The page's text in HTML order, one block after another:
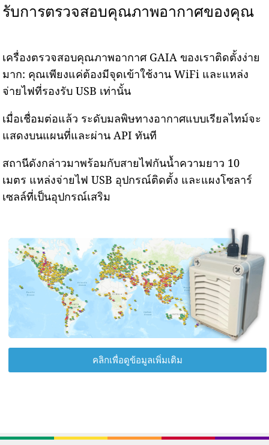
รับการตรวจสอบคุณภาพอากาศของคุณ
เครื่องตรวจสอบคุณภาพอากาศ GAIA ของเราติดตั้งง่าย
มาก: คุณเพียงแค่ต้องมีจุดเข้าใช้งาน WiFi และแหล่ง
จ่ายไฟที่รองรับ USB เท่านั้น
เมื่อเชื่อมต่อแล้ว ระดับมลพิษทางอากาศแบบเรียลไทม์จะ
แสดงบนแผนที่และผ่าน API ทันที
สถานีดังกล่าวมาพร้อมกับสายไฟกันน้ำความยาว 10
เมตร แหล่งจ่ายไฟ USB อุปกรณ์ติดตั้ง และแผงโซลาร์
เซลล์ที่เป็นอุปกรณ์เสริม
คลิกเพื่อดูข้อมูลเพิ่มเติม